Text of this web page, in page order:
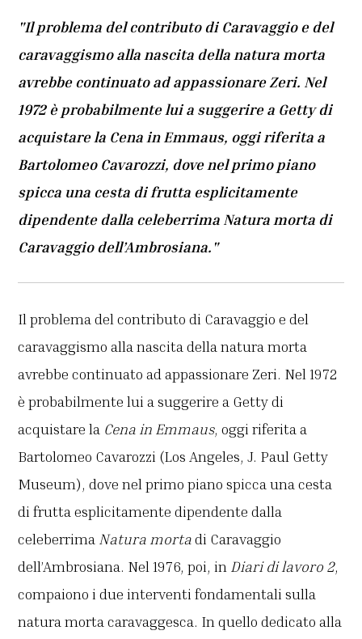
"Il problema del contributo di Caravaggio e del
caravaggismo alla nascita della natura morta
avrebbe continuato ad appassionare Zeri. Nel
1972 è probabilmente lui a suggerire a Getty di
acquistare la Cena in Emmaus, oggi riferita a
Bartolomeo Cavarozzi, dove nel primo piano
spicca una cesta di frutta esplicitamente
dipendente dalla celeberrima Natura morta di
Caravaggio dell’Ambrosiana."
Il problema del contributo di Caravaggio e del
caravaggismo alla nascita della natura morta
avrebbe continuato ad appassionare Zeri. Nel 1972
è probabilmente lui a suggerire a Getty di
acquistare la Cena in Emmaus, oggi riferita a
Bartolomeo Cavarozzi (Los Angeles, J. Paul Getty
Museum), dove nel primo piano spicca una cesta
di frutta esplicitamente dipendente dalla
celeberrima Natura mortadi Caravaggio
dell’Ambrosiana. Nel 1976, poi, in Diari di lavoro 2,
compaiono i due interventi fondamentali sulla
natura morta caravaggesca. In quello dedicato alla